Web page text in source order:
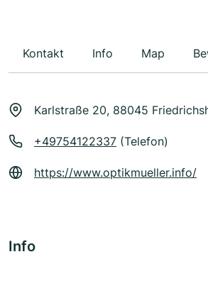
Kontakt Info Map
Karlstraße 20, 88045
+49754122337 (Telefon)
https://www.optikmueller.info/
Info